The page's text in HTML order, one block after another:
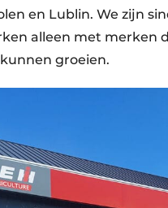
en Lublin. We zijn
alleen met merken
groeien.